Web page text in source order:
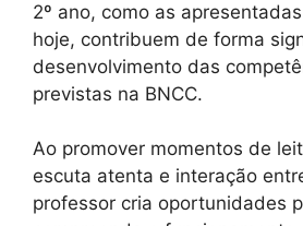
2º ano, como as
hoje, contribuem de forma
desenvolvimento das
previstas na BNCC.
Ao promover momentos de
escuta atenta e interação
professor cria oportunidades